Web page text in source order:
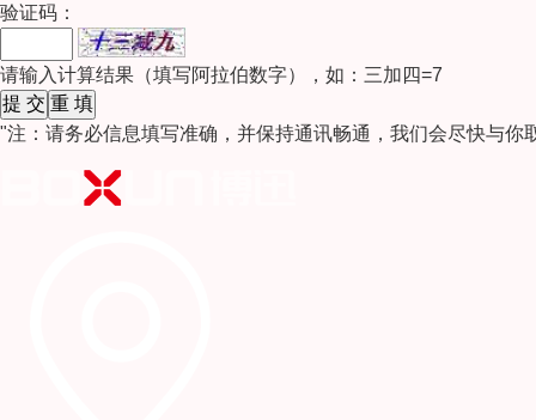
验证码：
请输入计算结果（填写阿拉伯数字），如：三加四=7
"注：请务必信息填写准确，并保持通讯畅通，我们会尽快与你